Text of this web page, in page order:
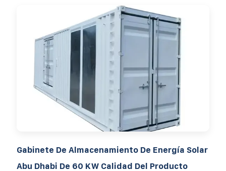
Gabinete De Almacenamiento De Energía Solar
Abu Dhabi De 60 KW Calidad Del Producto